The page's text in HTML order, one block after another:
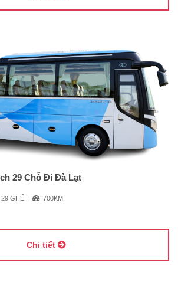
29 Chỗ Đi Đà Lạt
29 GHẾ 700KM
Chi tiết